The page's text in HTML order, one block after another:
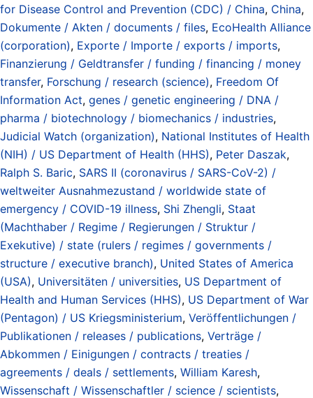
for Disease Control and Prevention (CDC) / China, China,
Dokumente / Akten / documents / files, EcoHealth Alliance
(corporation), Exporte / Importe / exports / imports,
Finanzierung / Geldtransfer / funding / financing / money
transfer, Forschung / research (science), Freedom Of
Information Act, genes / genetic engineering / DNA /
pharma / biotechnology / biomechanics / industries,
Judicial Watch (organization), National Institutes of Health
(NIH) / US Department of Health (HHS), Peter Daszak,
Ralph S. Baric, SARS II (coronavirus / SARS-CoV-2) /
weltweiter Ausnahmezustand / worldwide state of
emergency / COVID-19 illness, Shi Zhengli, Staat
(Machthaber / Regime / Regierungen / Struktur /
Exekutive) / state (rulers / regimes / governments /
structure / executive branch), United States of America
(USA), Universitäten / universities, US Department of
Health and Human Services (HHS), US Department of War
(Pentagon) / US Kriegsministerium, Veröffentlichungen /
Publikationen / releases / publications, Verträge /
Abkommen / Einigungen / contracts / treaties /
agreements / deals / settlements, William Karesh,
Wissenschaft / Wissenschaftler / science / scientists,